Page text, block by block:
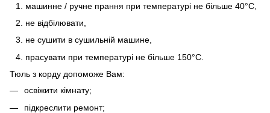
машинне / ручне прання при температурі не більше 40°C,
не відбілювати,
не сушити в сушильній машине,
прасувати при температурі не більше 150°C.
Тюль з корду допоможе Вам:
освіжити кімнату;
підкреслити ремонт;